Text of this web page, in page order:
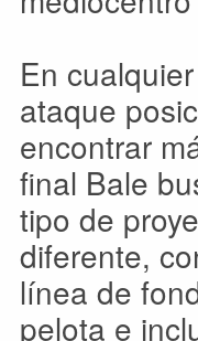
En
ataque
encontrar
final Bale
tipo de
diferente,
línea de
pelota e